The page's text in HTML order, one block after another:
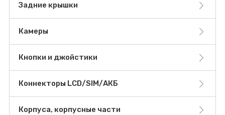
Задние крышки
Камеры
Кнопки и джойстики
Коннекторы LCD/SIM/АКБ
Корпуса, корпусные части